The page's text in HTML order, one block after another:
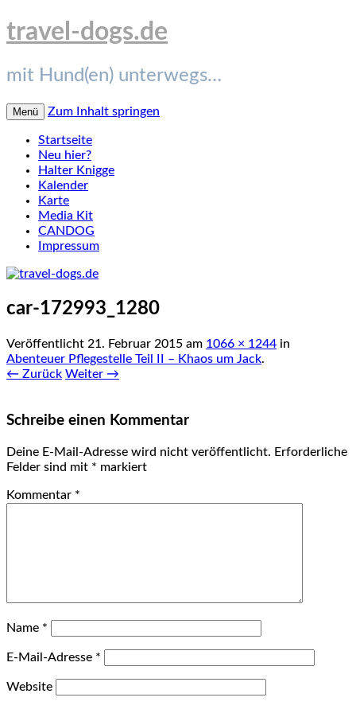
travel-dogs.de
mit Hund(en) unterwegs…
Menü Zum Inhalt springen
Startseite
Neu hier?
Halter Knigge
Kalender
Karte
Media Kit
CANDOG
Impressum
car-172993_1280
Veröffentlicht 21. Februar 2015 am 1066 × 1244 in
Abenteuer Pflegestelle Teil II – Khaos um Jack.
← Zurück Weiter →
Schreibe einen Kommentar
Deine E-Mail-Adresse wird nicht veröffentlicht. Erforderliche
Felder sind mit * markiert
Kommentar *
Name *
E-Mail-Adresse *
Website